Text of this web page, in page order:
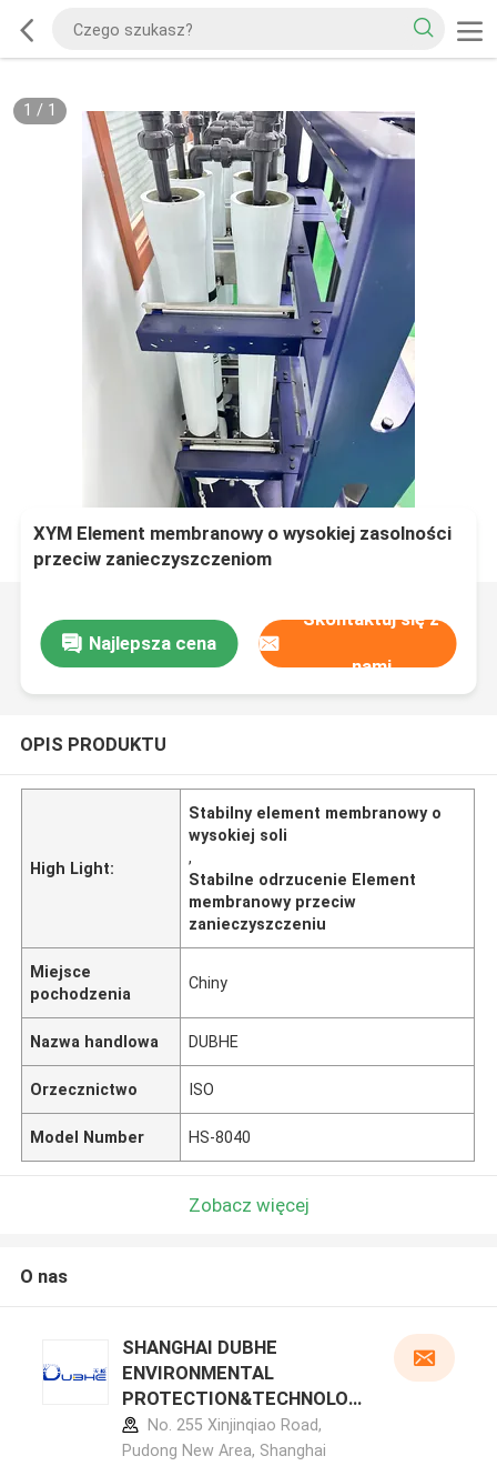
1 / 1
XYM Element membranowy o wysokiej zasolności
przeciw zanieczyszczeniom
Najlepsza cena
Skontaktuj się z
nami
OPIS PRODUKTU
High Light:
Stabilny element membranowy o
wysokiej soli
,
Stabilne odrzucenie Element
membranowy przeciw
zanieczyszczeniu
Miejsce
pochodzenia
Chiny
Nazwa handlowa DUBHE
Orzecznictwo ISO
Model Number HS-8040
Zobacz więcej
O nas
SHANGHAI DUBHE
ENVIRONMENTAL
PROTECTION&TECHNOLOG
Y CO.,LTD profil producenta
No. 255 Xinjinqiao Road,
Pudong New Area, Shanghai